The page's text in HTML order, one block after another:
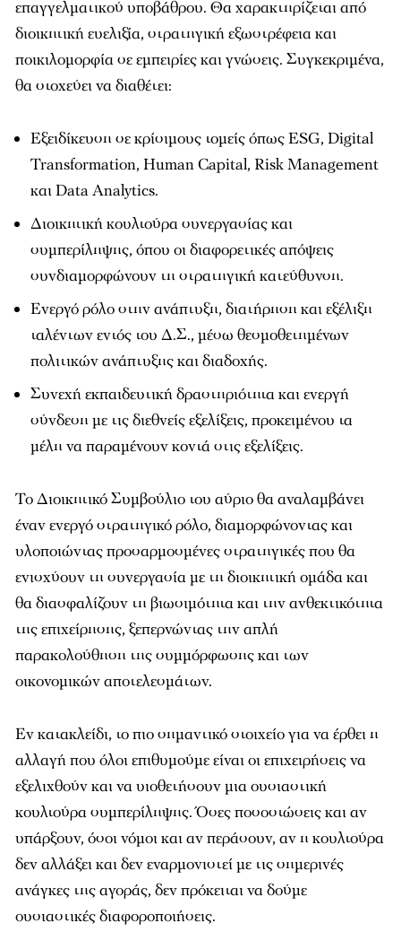
επαγγελματικού υποβάθρου. Θα χαρακτηρίζεται από
διοικητική ευελιξία, στρατηγική εξωστρέφεια και
ποικιλομορφία σε εμπειρίες και γνώσεις. Συγκεκριμένα,
θα στοχεύει να διαθέτει:
Εξειδίκευση σε κρίσιμους τομείς όπως ESG, Digital
Transformation, Human Capital, Risk Management
και Data Analytics.
Διοικητική κουλτούρα συνεργασίας και
συμπερίληψης, όπου οι διαφορετικές απόψεις
συνδιαμορφώνουν τη στρατηγική κατεύθυνση.
Ενεργό ρόλο στην ανάπτυξη, διατήρηση και εξέλιξη
ταλέντων εντός του Δ.Σ., μέσω θεσμοθετημένων
πολιτικών ανάπτυξης και διαδοχής.
Συνεχή εκπαιδευτική δραστηριότητα και ενεργή
σύνδεση με τις διεθνείς εξελίξεις, προκειμένου τα
μέλη να παραμένουν κοντά στις εξελίξεις.
Το Διοικητικό Συμβούλιο του αύριο θα αναλαμβάνει
έναν ενεργό στρατηγικό ρόλο, διαμορφώνοντας και
υλοποιώντας προσαρμοσμένες στρατηγικές που θα
ενισχύουν τη συνεργασία με τη διοικητική ομάδα και
θα διασφαλίζουν τη βιωσιμότητα και την ανθεκτικότητα
της επιχείρησης, ξεπερνώντας την απλή
παρακολούθηση της συμμόρφωσης και των
οικονομικών αποτελεσμάτων.
Εν κατακλείδι, το πιο σημαντικό στοιχείο για να έρθει η
αλλαγή που όλοι επιθυμούμε είναι οι επιχειρήσεις να
εξελιχθούν και να υιοθετήσουν μια ουσιαστική
κουλτούρα συμπερίληψης. Όσες ποσοστώσεις και αν
υπάρξουν, όσοι νόμοι και αν περάσουν, αν η κουλτούρα
δεν αλλάξει και δεν εναρμονιστεί με τις σημερινές
ανάγκες της αγοράς, δεν πρόκειται να δούμε
ουσιαστικές διαφοροποιήσεις.